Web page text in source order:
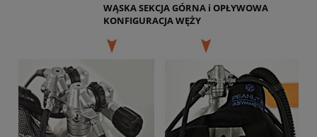
WĄSKA SEKCJA GÓRNA i OPŁYWOWA
KONFIGURACJA WĘŻY